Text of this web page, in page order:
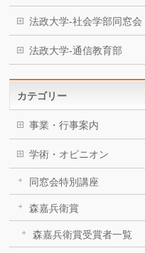
法政大学-社会学部同窓会
法政大学-通信教育部
カテゴリー
事業・行事案内
学術・オピニオン
同窓会特別講座
森嘉兵衛賞
森嘉兵衛賞受賞者一覧